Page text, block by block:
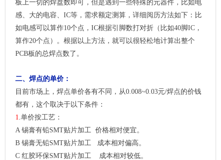
板上一切的焊盘数即可，但是遇到一些特殊的元器件，比如电
感、大的电容、IC等，需求额定测算，详细阅历方法如下：比
如电感可以算作10个点，IC根据引脚数打对折（比如40脚IC，
算作20个点）。根据以上方法，就可以很轻松地计算出整个
PCB板的总焊点数了。
二、焊点的单价：
目前市场上，焊点单价各有不同，从0.008~0.03元/焊点的价钱
都有，这个取决于以下条件：
1 .单价按工艺：
A 锡膏有铅SMT贴片加工 价格相对便宜。
B 锡膏无铅SMT贴片加工 成本相对偏高。
C 红胶环保SMT贴片加工 成本相对较低。